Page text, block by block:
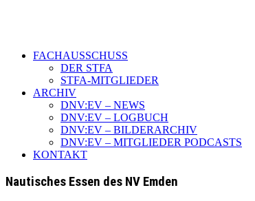
FACHAUSSCHUSS
DER STFA
STFA-MITGLIEDER
ARCHIV
DNV:EV – NEWS
DNV:EV – LOGBUCH
DNV:EV – BILDERARCHIV
DNV:EV – MITGLIEDER PODCASTS
KONTAKT
Nautisches Essen des NV Emden